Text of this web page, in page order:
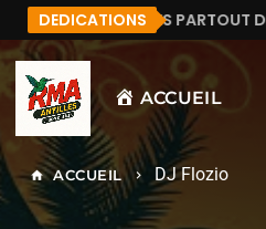
DEDICATIONS
DANS LE MONDE.
ACCUEIL
home ACCUEIL keyboard_arrow_right DJ Flozio